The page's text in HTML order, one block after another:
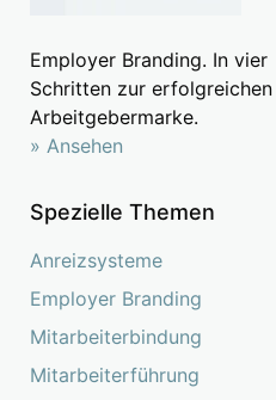
Employer Branding. In vier
Schritten zur erfolgreichen
Arbeitgebermarke.
» Ansehen
Spezielle Themen
Anreizsysteme
Employer Branding
Mitarbeiterbindung
Mitarbeiterführung